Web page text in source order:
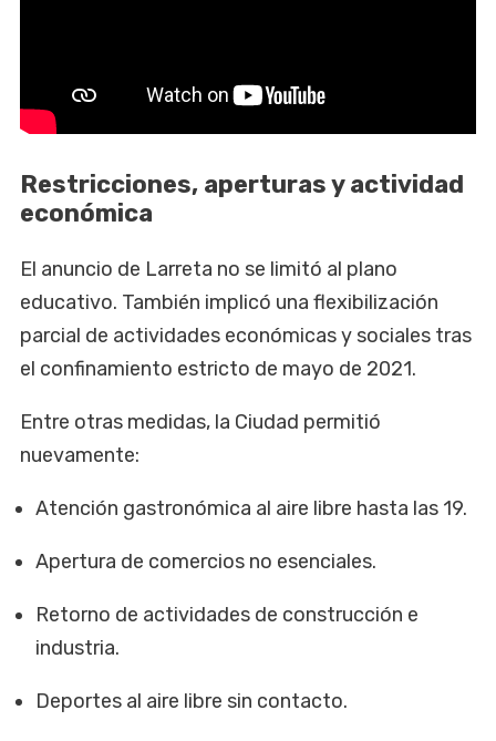
Restricciones, aperturas y actividad
económica
El anuncio de Larreta no se limitó al plano
educativo. También implicó una flexibilización
parcial de actividades económicas y sociales tras
el confinamiento estricto de mayo de 2021.
Entre otras medidas, la Ciudad permitió
nuevamente:
Atención gastronómica al aire libre hasta las 19.
Apertura de comercios no esenciales.
Retorno de actividades de construcción e
industria.
Deportes al aire libre sin contacto.